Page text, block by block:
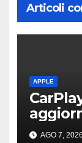
Articoli
APPLE
auto
AGO 7, 2026